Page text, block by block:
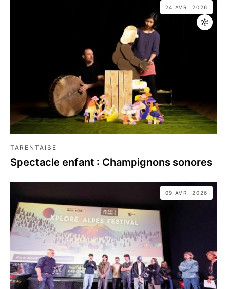
24 AVR. 2026
TARENTAISE
Spectacle enfant : Champignons sonores
09 AVR. 2026